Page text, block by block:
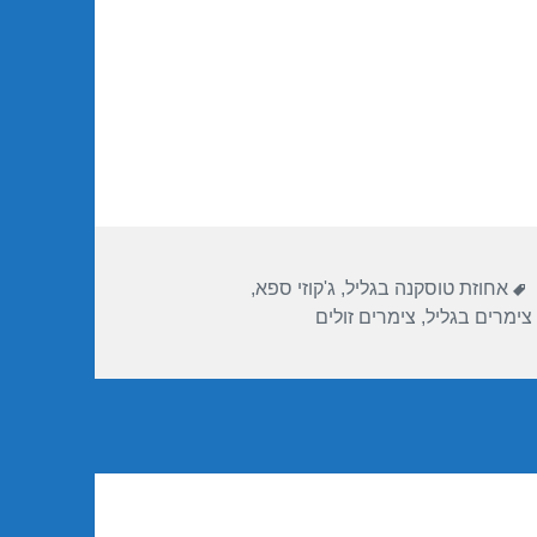
תגיות
אחוזת טוסקנה בגליל, ג'קוזי ספא,
צימרים בגליל, צימרים זולים